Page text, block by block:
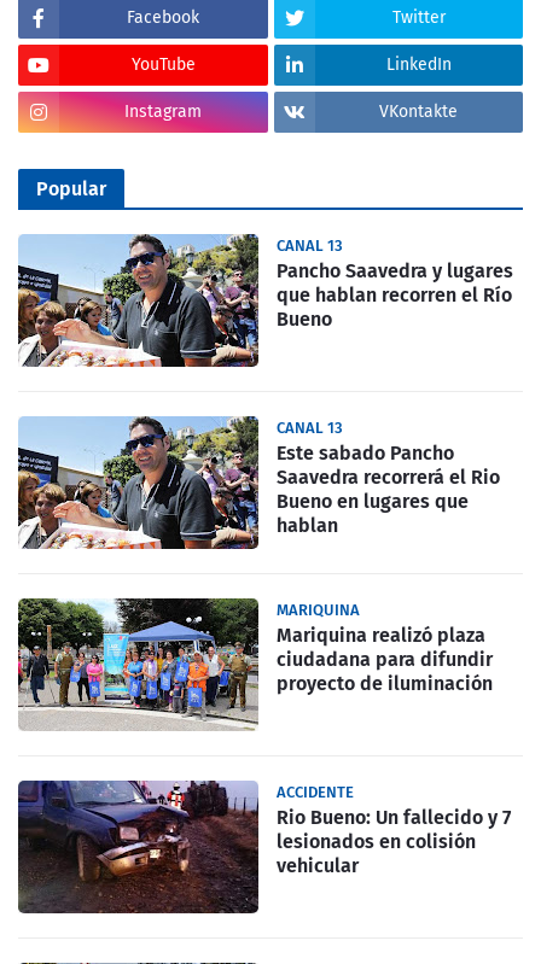
Facebook Twitter
YouTube LinkedIn
Instagram VKontakte
Popular
CANAL 13
Pancho Saavedra y lugares
que hablan recorren el Río
Bueno
CANAL 13
Este sabado Pancho
Saavedra recorrerá el Rio
Bueno en lugares que
hablan
MARIQUINA
Mariquina realizó plaza
ciudadana para difundir
proyecto de iluminación
ACCIDENTE
Rio Bueno: Un fallecido y 7
lesionados en colisión
vehicular